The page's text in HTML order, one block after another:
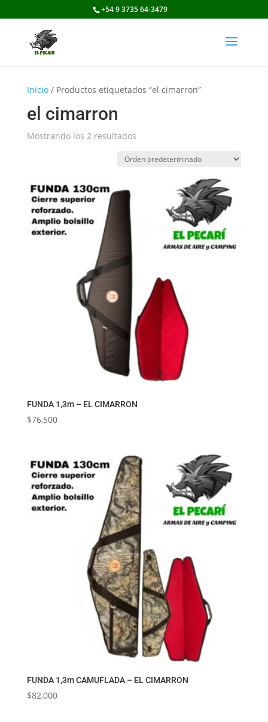
+54 9 3735 64-3479
Inicio/ Productos etiquetados “el cimarron”
el cimarron
Mostrando los 2 resultados
FUNDA 1,3m – EL CIMARRON
$76,500
FUNDA 1,3m CAMUFLADA – EL CIMARRON
$82,000